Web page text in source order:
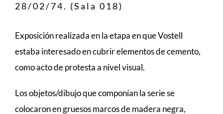
28/02/74. (Sala 018)
Exposición realizada en la etapa en que Vostell
estaba interesado en cubrir elementos de cemento,
como acto de protesta a nivel visual.
Los objetos/dibujo que componían la serie se
colocaron en gruesos marcos de madera negra,